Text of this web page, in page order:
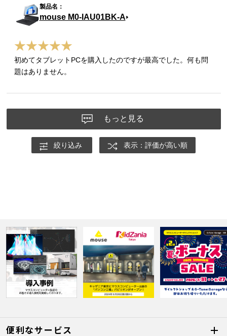
mouse M0-IAU01BK-A
初めてタブレットPCを購入したのですが最高でした。何も問
題はありません。
もっと見る
絞り込み 表示：評価が高い順
便利なサービス